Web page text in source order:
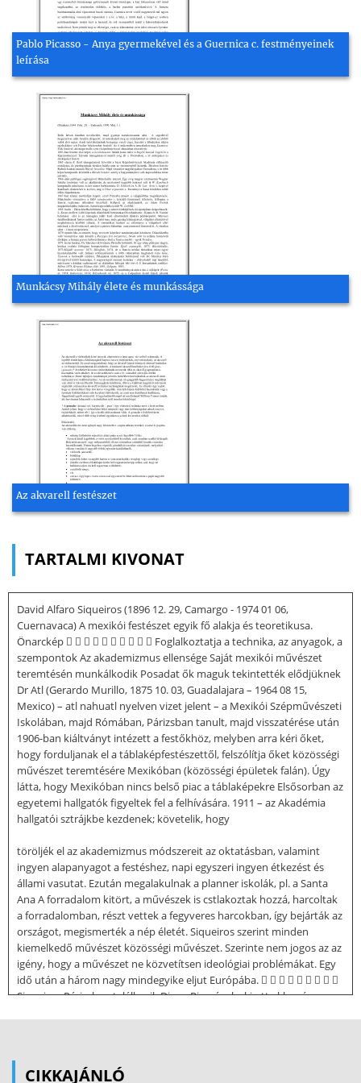
Pablo Picasso - Anya gyermekével és a Guernica c. festményeinek
leírása
Munkácsy Mihály élete és munkássága
Az akvarell festészet
TARTALMI KIVONAT
David Alfaro Siqueiros (1896 12. 29, Camargo - 1974 01 06,
Cuernavaca) A mexikói festészet egyik fő alakja és teoretikusa.
Önarckép           Foglalkoztatja a technika, az anyagok, a
szempontok Az akademizmus ellensége Saját mexikói művészet
teremtésén munkálkodik Posadat ők maguk tekintették elődjüknek
Dr Atl (Gerardo Murillo, 1875 10. 03, Guadalajara – 1964 08 15,
Mexico) – atl nahuatl nyelven vizet jelent – a Mexikói Szépművészeti
Iskolában, majd Rómában, Párizsban tanult, majd visszatérése után
1906-ban kiáltványt intézett a festőkhöz, melyben arra kéri őket,
hogy forduljanak el a táblaképfestészettől, felszólítja őket közösségi
művészet teremtésére Mexikóban (közösségi épületek falán). Úgy
látta, hogy Mexikóban nincs belső piac a táblaképekre Elsősorban az
egyetemi hallgatók figyeltek fel a felhívására. 1911 – az Akadémia
hallgatói sztrájkbe kezdenek; követelik, hogy
töröljék el az akademizmus módszereit az oktatásban, valamint
ingyen alapanyagot a festéshez, napi egyszeri ingyen étkezést és
állami vasutat. Ezután megalakulnak a planner iskolák, pl. a Santa
Ana A forradalom kitört, a művészek is cstlakoztak hozzá, harcoltak
a forradalomban, részt vettek a fegyveres harcokban, így bejárták az
országot, megismerték a nép életét. Siqueiros szerint minden
kiemelkedő művészet közösségi művészet. Szerinte nem jogos az az
igény, hogy a művészet ne közvetítsen ideológiai problémákat. Egy
idő után a három nagy mindegyike eljut Európába.         
Siqueiros Párizsban találkozik Diego Riverával, aki ott akkor épp a
CIKKAJÁNLÓ